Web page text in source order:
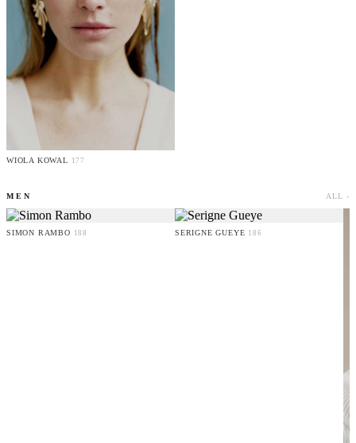
WIOLA KOWAL 177
MEN ALL ›
SIMON RAMBO 188 SERIGNE GUEYE 186